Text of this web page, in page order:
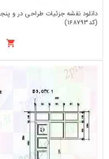
دانلود نقشه جزئیات طراحی در و
(کد168793)